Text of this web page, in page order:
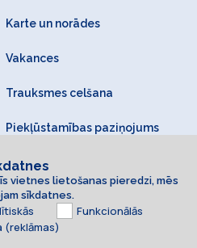
Karte un norādes
Vakances
Trauksmes celšana
Piekļūstamības paziņojums
vietnes lietošanas pieredzi, mēs
sīkdatnes.
Funkcionālās
(reklāmas)